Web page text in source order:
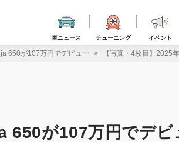
車ニュース チューニング イベント
650が107万円でデビュー 【写真・4枚目】
が107万円でデビ